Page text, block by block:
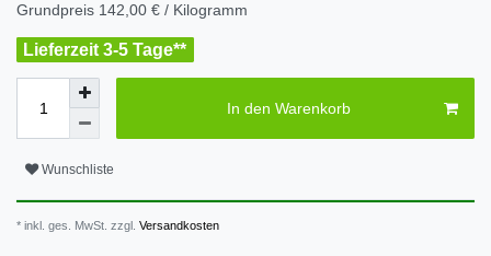
Grundpreis 142,00 € / Kilogramm
Lieferzeit 3-5 Tage**
In den Warenkorb
Wunschliste
* inkl. ges. MwSt. zzgl. Versandkosten